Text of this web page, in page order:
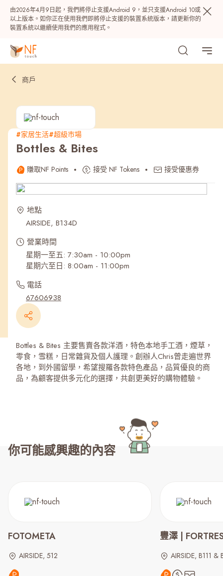
由2026年4月9日起，我們將停止支援Android 9，並只支援Android 10或
以上版本。如你正在使用我們即將停止支援的裝置系統版本，請更新你的
裝置系統以繼續使用我們的應用程式。
熱門
最近搜尋紀錄
商戶
#家居生活#超級巿場
Bottles & Bites
賺取NF Points 接受 NF Tokens 接受優惠券
地點
AIRSIDE, B134D
營業時間
星期一至五: 7:30am - 10:00pm
星期六至日: 8:00am - 11:00pm
電話
67606938
Bottles & Bites 主要售賣各款洋酒，特色本地手工酒，煙草，
零食，雪糕，日常雜貨及個人護理。創辦人Chris曾走遍世界
各地，到外國留學，希望搜羅各款特色產品，品質優良的商
品，為顧客提供多元化的選擇，共創更美好的購物體驗。
你可能感興趣的內容
FOTOMETA
AIRSIDE, 512
豐澤 |
AIRSIDE, B111 &